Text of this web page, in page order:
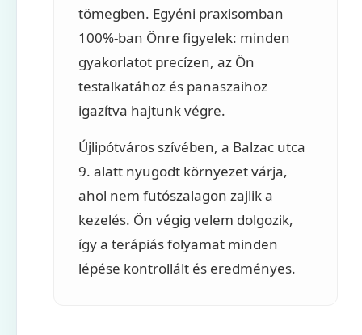
tömegben. Egyéni praxisomban
100%-ban Önre figyelek: minden
gyakorlatot precízen, az Ön
testalkatához és panaszaihoz
igazítva hajtunk végre.
Újlipótváros szívében, a Balzac utca
9. alatt nyugodt környezet várja,
ahol nem futószalagon zajlik a
kezelés. Ön végig velem dolgozik,
így a terápiás folyamat minden
lépése kontrollált és eredményes.